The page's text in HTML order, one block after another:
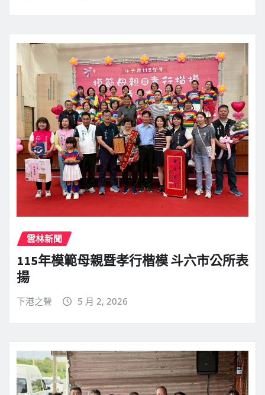
雲林新聞
115年模範母親暨孝行楷模 斗六市公所表
揚
下港之聲 5 月 2, 2026